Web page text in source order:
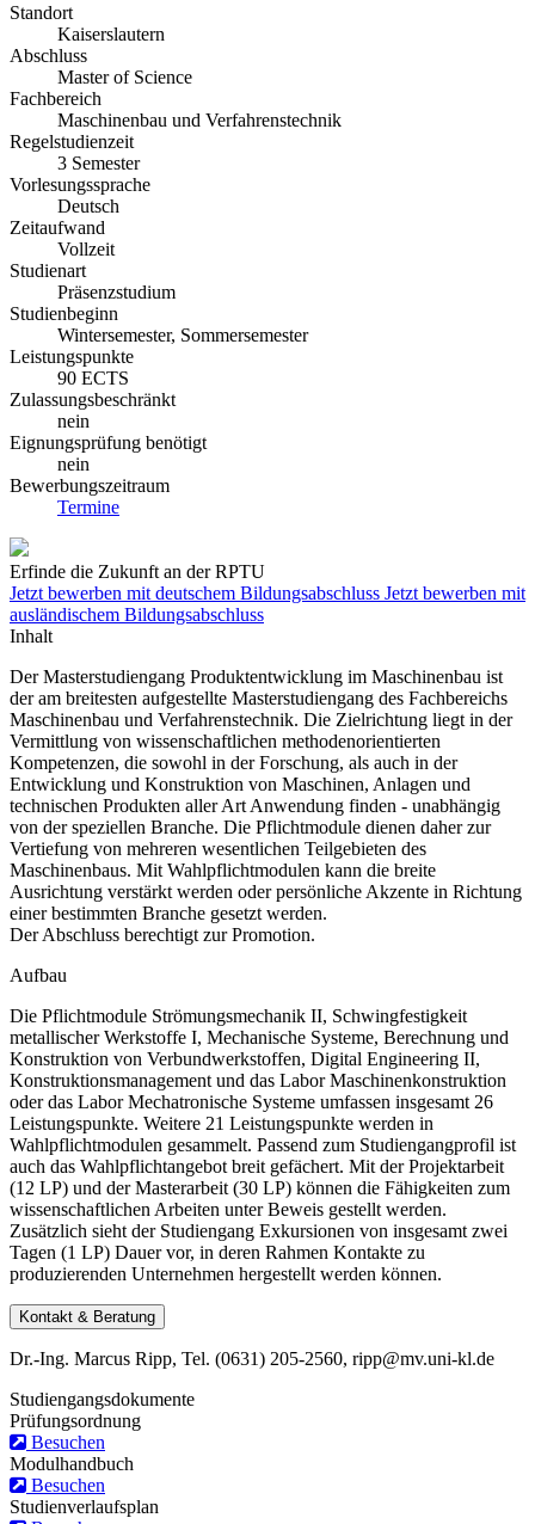
Standort
Kaiserslautern
Abschluss
Master of Science
Fachbereich
Maschinenbau und Verfahrenstechnik
Regelstudienzeit
3 Semester
Vorlesungssprache
Deutsch
Zeitaufwand
Vollzeit
Studienart
Präsenzstudium
Studienbeginn
Wintersemester, Sommersemester
Leistungspunkte
90 ECTS
Zulassungsbeschränkt
nein
Eignungsprüfung benötigt
nein
Bewerbungszeitraum
Termine
Erfinde die Zukunft an der RPTU
Jetzt bewerben mit deutschem Bildungsabschluss Jetzt bewerben mit
ausländischem Bildungsabschluss
Inhalt
Der Masterstudiengang Produktentwicklung im Maschinenbau ist
der am breitesten aufgestellte Masterstudiengang des Fachbereichs
Maschinenbau und Verfahrenstechnik. Die Zielrichtung liegt in der
Vermittlung von wissenschaftlichen methodenorientierten
Kompetenzen, die sowohl in der Forschung, als auch in der
Entwicklung und Konstruktion von Maschinen, Anlagen und
technischen Produkten aller Art Anwendung finden - unabhängig
von der speziellen Branche. Die Pflichtmodule dienen daher zur
Vertiefung von mehreren wesentlichen Teilgebieten des
Maschinenbaus. Mit Wahlpflichtmodulen kann die breite
Ausrichtung verstärkt werden oder persönliche Akzente in Richtung
einer bestimmten Branche gesetzt werden.
Der Abschluss berechtigt zur Promotion.
Aufbau
Die Pflichtmodule Strömungsmechanik II, Schwingfestigkeit
metallischer Werkstoffe I, Mechanische Systeme, Berechnung und
Konstruktion von Verbundwerkstoffen, Digital Engineering II,
Konstruktionsmanagement und das Labor Maschinenkonstruktion
oder das Labor Mechatronische Systeme umfassen insgesamt 26
Leistungspunkte. Weitere 21 Leistungspunkte werden in
Wahlpflichtmodulen gesammelt. Passend zum Studiengangprofil ist
auch das Wahlpflichtangebot breit gefächert. Mit der Projektarbeit
(12 LP) und der Masterarbeit (30 LP) können die Fähigkeiten zum
wissenschaftlichen Arbeiten unter Beweis gestellt werden.
Zusätzlich sieht der Studiengang Exkursionen von insgesamt zwei
Tagen (1 LP) Dauer vor, in deren Rahmen Kontakte zu
produzierenden Unternehmen hergestellt werden können.
Kontakt & Beratung
Dr.-Ing. Marcus Ripp, Tel. (0631) 205-2560, ripp@mv.uni-kl.de
Studiengangsdokumente
Prüfungsordnung
Besuchen
Modulhandbuch
Besuchen
Studienverlaufsplan